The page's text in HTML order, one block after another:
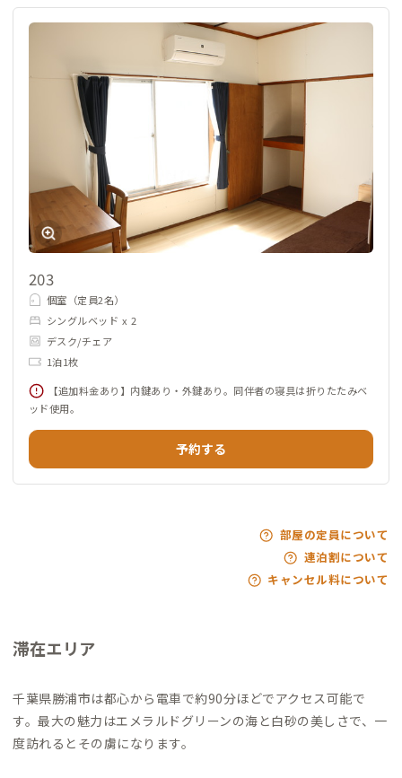
203
個室（定員2名）
シングルベッド x 2
デスク/チェア
1泊1枚
【追加料金あり】内鍵あり・外鍵あり。同伴者の寝具は折りたたみベ
ッド使用。
予約する
部屋の定員について
連泊割について
キャンセル料について
滞在エリア
千葉県勝浦市は都心から電車で約90分ほどでアクセス可能で
す。最大の魅力はエメラルドグリーンの海と白砂の美しさで、一
度訪れるとその虜になります。